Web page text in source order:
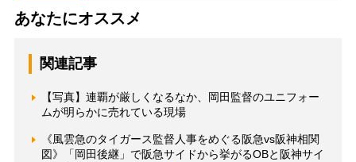
あなたにオススメ
関連記事
【写真】連覇が厳しくなるなか、岡田監督のユニフォー
ムが明らかに売れている現場
《風雲急のタイガース監督人事をめぐる阪急vs阪神相関
図》「岡田後継」で阪急サイドから挙がるOBと阪神サイ